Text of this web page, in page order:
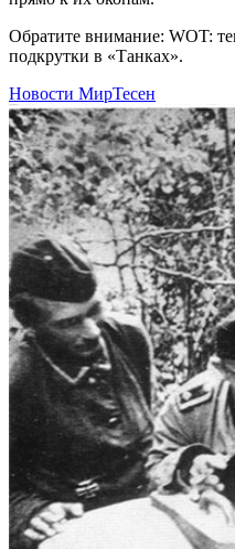
Обратите внимание: WOT:
подкрутки в «Танках».
Новости МирТесен